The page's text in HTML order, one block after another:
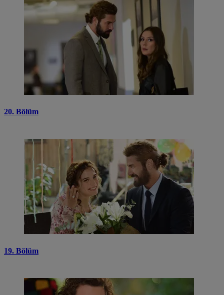
20. Bölüm
19. Bölüm